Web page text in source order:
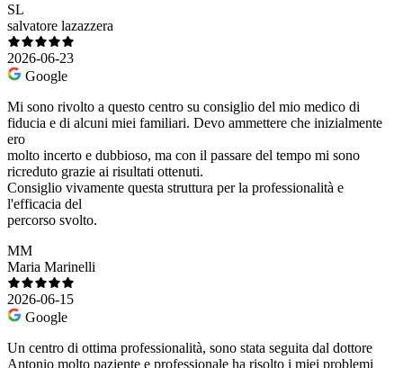
SL
salvatore lazazzera
2026-06-23
Google
Mi sono rivolto a questo centro su consiglio del mio medico di
fiducia e di alcuni miei familiari. Devo ammettere che inizialmente
ero
molto incerto e dubbioso, ma con il passare del tempo mi sono
ricreduto grazie ai risultati ottenuti.
Consiglio vivamente questa struttura per la professionalità e
l'efficacia del
percorso svolto.
MM
Maria Marinelli
2026-06-15
Google
Un centro di ottima professionalità, sono stata seguita dal dottore
Antonio molto paziente e professionale ha risolto i miei problemi